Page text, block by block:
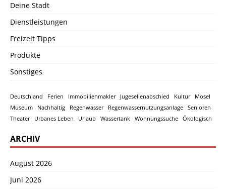
Deine Stadt
Dienstleistungen
Freizeit Tipps
Produkte
Sonstiges
Deutschland Ferien Immobilienmakler Jugesellenabschied Kultur
Mosel
Museum
Nachhaltig Regenwasser Regenwassernutzungsanlage
Senioren
Theater
Urbanes Leben Urlaub Wassertank Wohnungssuche Ökologisch
ARCHIV
August 2026
Juni 2026